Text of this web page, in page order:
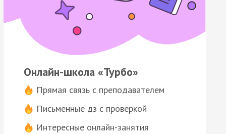
Онлайн-школа «Турбо»
Прямая связь с преподавателем
Письменные дз с проверкой
Интересные онлайн-занятия